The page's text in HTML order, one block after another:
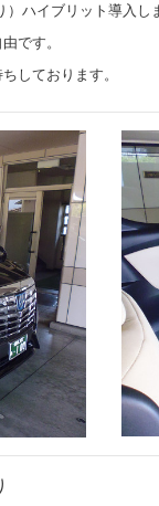
ハイブリット導入し
です。
ご利用お待ちし